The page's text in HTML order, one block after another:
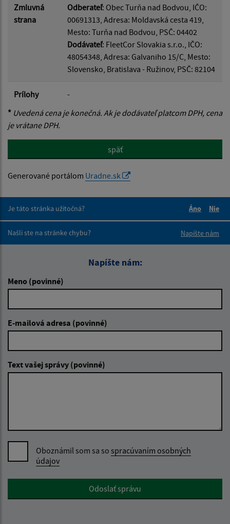
Zmluvná
strana
Odberateľ: Obec Turňa nad Bodvou, IČO:
00691313, Adresa: Moldavská cesta 419,
Mesto: Turňa nad Bodvou, PSČ: 04402
Dodávateľ: FleetCor Slovakia s.r.o., IČO:
48054348, Adresa: Galvaniho 15/C, Mesto:
Slovensko, Bratislava - Ružinov, PSČ: 82104
Prílohy
-
* Uvedená cena je konečná. Ak je dodávateľ platcom DPH, cena
je vrátane DPH.
späť
Generované portálom Uradne.sk
Je táto stránka užitočná?
Áno
Nie
Našli ste na stránke chybu?
Napíšte nám
Napíšte nám:
Meno (povinné)
E-mailová adresa (povinné)
Text vašej správy (povinné)
Oboznámil som sa so spracúvaním osobných
údajov
Google reCaptcha ResponseOdoslať správu